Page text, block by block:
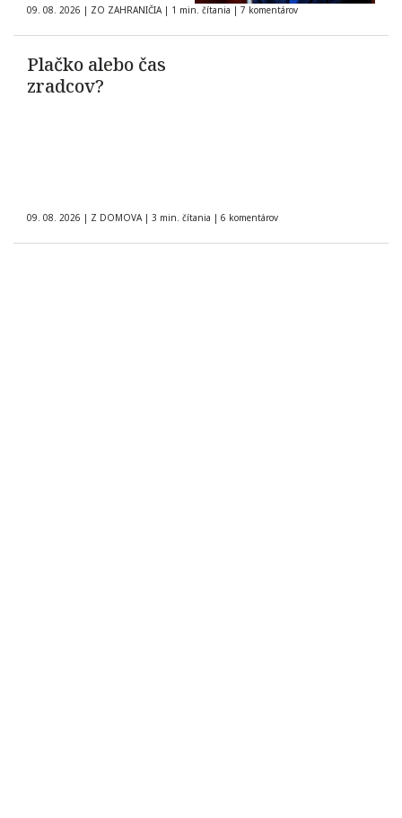
09. 08. 2026 | ZO ZAHRANIČIA | 1 min. čítania | 7 komentárov
Plačko alebo čas
zradcov?
09. 08. 2026 | Z DOMOVA | 3 min. čítania | 6 komentárov